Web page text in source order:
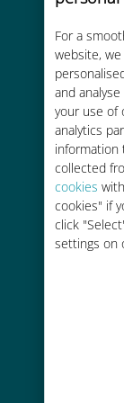
For a
website,
and
your use of
analytics
information
collected
cookies
cookies" if
click
settings on
Bis zu